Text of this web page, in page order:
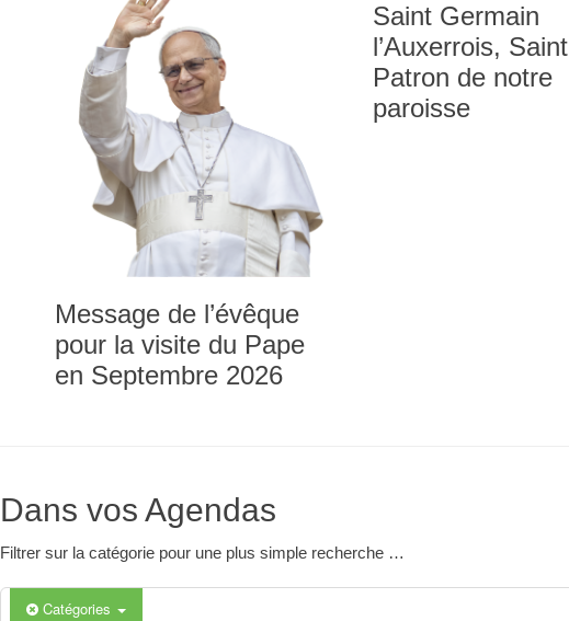
Message de l’évêque
pour la visite du Pape
en Septembre 2026
Saint Germain
l’Auxerrois, Saint
Patron de notre
paroisse
Dans vos Agendas
Filtrer sur la catégorie pour une plus simple recherche …
Catégories
6h00